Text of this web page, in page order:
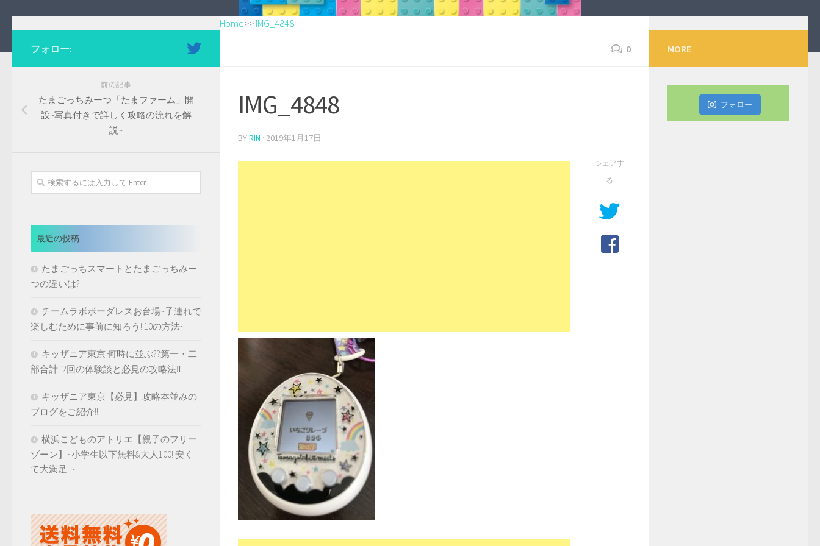
Home>> IMG_4848
0
IMG_4848
BYRIN · 2019年1月17日
シェアす
る
フォロー:
前の記事
たまごっちみーつ「たまファーム」開
設~写真付きで詳しく攻略の流れを解
説~
最近の投稿
たまごっちスマートとたまごっちみー
つの違いは?!
チームラボボーダレスお台場~子連れで
楽しむために事前に知ろう! 10の方法~
キッザニア東京 何時に並ぶ??第一・二
部合計12回の体験談と必見の攻略法‼️
キッザニア東京【必見】攻略本並みの
ブログをご紹介!!
横浜こどものアトリエ【親子のフリー
ゾーン】~小学生以下無料&大人100! 安く
て大満足!!~
MORE
フォロー